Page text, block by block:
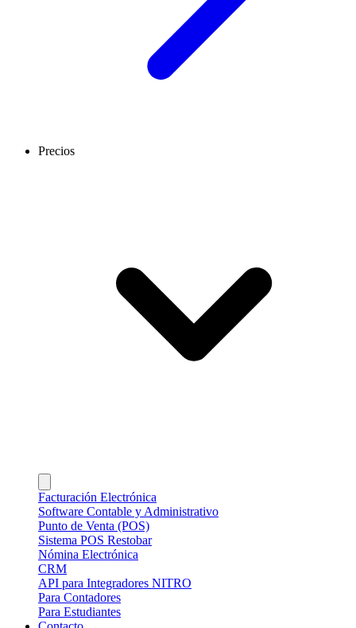
Precios
Facturación Electrónica
Software Contable y Administrativo
Punto de Venta (POS)
Sistema POS Restobar
Nómina Electrónica
CRM
API para Integradores NITRO
Para Contadores
Para Estudiantes